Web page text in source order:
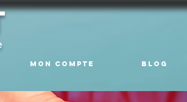
Mon compte Blog